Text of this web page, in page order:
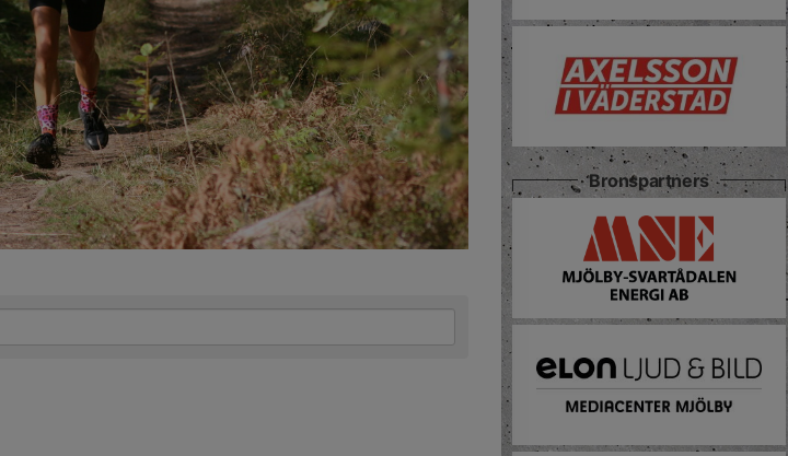
Bronspartners